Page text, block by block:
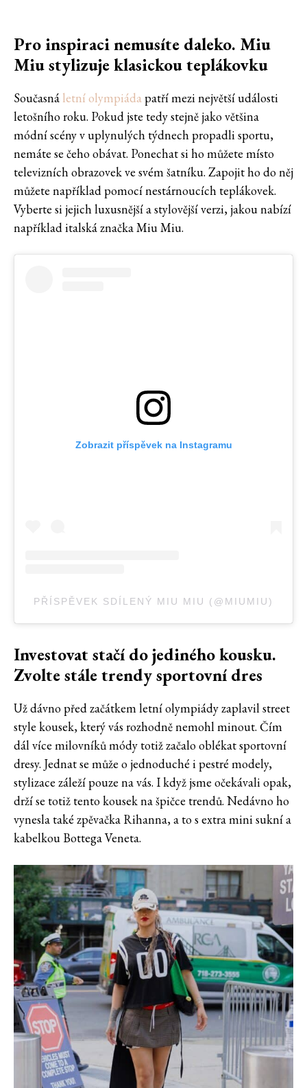
Pro inspiraci nemusíte daleko. Miu
Miu stylizuje klasickou teplákovku
Současná letní olympiádapatří mezi největší události
letošního roku. Pokud jste tedy stejně jako většina
módní scény v uplynulých týdnech propadli sportu,
nemáte se čeho obávat. Ponechat si ho můžete místo
televizních obrazovek ve svém šatníku. Zapojit ho do něj
můžete například pomocí nestárnoucích teplákovek.
Vyberte si jejich luxusnější a stylovější verzi, jakou nabízí
například italská značka Miu Miu.
Zobrazit příspěvek na Instagramu
PŘÍSPĚVEK SDÍLENÝ MIU MIU (@MIUMIU)
Investovat stačí do jediného kousku.
Zvolte stále trendy sportovní dres
Už dávno před začátkem letní olympiády zaplavil street
style kousek, který vás rozhodně nemohl minout. Čím
dál více milovníků módy totiž začalo oblékat sportovní
dresy. Jednat se může o jednoduché i pestré modely,
stylizace záleží pouze na vás. I když jsme očekávali opak,
drží se totiž tento kousek na špičce trendů. Nedávno ho
vynesla také zpěvačka Rihanna, a to s extra mini sukní a
kabelkou Bottega Veneta.